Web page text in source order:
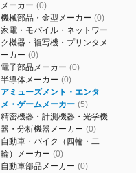
メーカー (0)
機械部品・金型メーカー (0)
家電・モバイル・ネットワー
ク機器・複写機・プリンタメ
ーカー (0)
電子部品メーカー (0)
半導体メーカー (0)
アミューズメント・エンタ
メ・ゲームメーカー (5)
精密機器・計測機器・光学機
器・分析機器メーカー (0)
自動車・バイク（四輪・二
輪）メーカー (0)
自動車部品メーカー (0)